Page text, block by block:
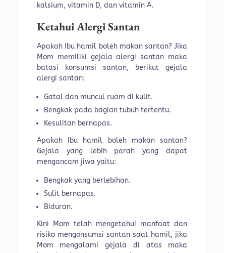
kalsium, vitamin D, dan vitamin A.
Ketahui Alergi Santan
Apakah Ibu hamil boleh makan santan? Jika
Mom memiliki gejala alergi santan maka
batasi konsumsi santan, berikut gejala
alergi santan:
Gatal dan muncul ruam di kulit.
Bengkak pada bagian tubuh tertentu.
Kesulitan bernapas.
Apakah Ibu hamil boleh makan santan?
Gejala yang lebih parah yang dapat
mengancam jiwa yaitu:
Bengkak yang berlebihan.
Sulit bernapas.
Biduran.
Kini Mom telah mengetahui manfaat dan
risiko mengonsumsi santan saat hamil, jika
Mom mengalami gejala di atas maka